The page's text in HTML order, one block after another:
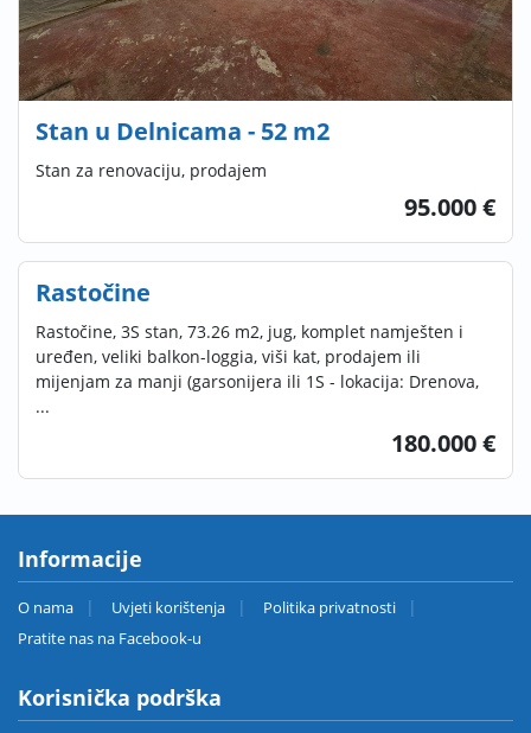
Stan u Delnicama - 52 m2
Stan za renovaciju, prodajem
95.000 €
Rastočine
Rastočine, 3S stan, 73.26 m2, jug, komplet namješten i
uređen, veliki balkon-loggia, viši kat, prodajem ili
mijenjam za manji (garsonijera ili 1S - lokacija: Drenova,
...
180.000 €
Informacije
O nama Uvjeti korištenja
Politika privatnosti
Pratite nas na Facebook-u
Korisnička podrška